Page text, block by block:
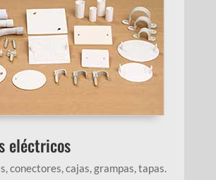
eléctricos
conectores, cajas, grampas, tapas.